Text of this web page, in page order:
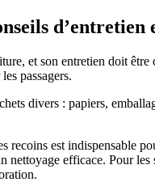
d’entretien
et son entretien doit
passagers.
divers : papiers,
recoins est indispensable
nettoyage efficace. Pour